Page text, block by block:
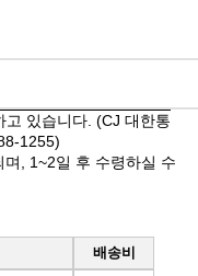
고 있습니다. (CJ 대한통
1255)
, 1~2일 후 수령하실 수
배송비